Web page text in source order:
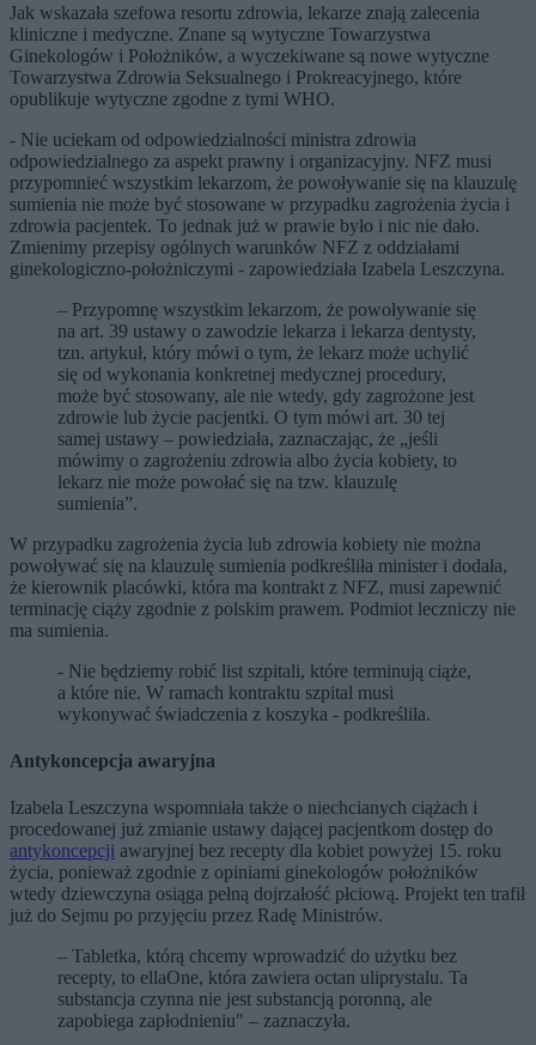
Jak wskazała szefowa resortu zdrowia, lekarze znają zalecenia
kliniczne i medyczne. Znane są wytyczne Towarzystwa
Ginekologów i Położników, a wyczekiwane są nowe wytyczne
Towarzystwa Zdrowia Seksualnego i Prokreacyjnego, które
opublikuje wytyczne zgodne z tymi WHO.
- Nie uciekam od odpowiedzialności ministra zdrowia
odpowiedzialnego za aspekt prawny i organizacyjny. NFZ musi
przypomnieć wszystkim lekarzom, że powoływanie się na klauzulę
sumienia nie może być stosowane w przypadku zagrożenia życia i
zdrowia pacjentek. To jednak już w prawie było i nic nie dało.
Zmienimy przepisy ogólnych warunków NFZ z oddziałami
ginekologiczno-położniczymi - zapowiedziała Izabela Leszczyna.
– Przypomnę wszystkim lekarzom, że powoływanie się
na art. 39 ustawy o zawodzie lekarza i lekarza dentysty,
tzn. artykuł, który mówi o tym, że lekarz może uchylić
się od wykonania konkretnej medycznej procedury,
może być stosowany, ale nie wtedy, gdy zagrożone jest
zdrowie lub życie pacjentki. O tym mówi art. 30 tej
samej ustawy – powiedziała, zaznaczając, że „jeśli
mówimy o zagrożeniu zdrowia albo życia kobiety, to
lekarz nie może powołać się na tzw. klauzulę
sumienia”.
W przypadku zagrożenia życia lub zdrowia kobiety nie można
powoływać się na klauzulę sumienia podkreśliła minister i dodała,
że kierownik placówki, która ma kontrakt z NFZ, musi zapewnić
terminację ciąży zgodnie z polskim prawem. Podmiot leczniczy nie
ma sumienia.
- Nie będziemy robić list szpitali, które terminują ciąże,
a które nie. W ramach kontraktu szpital musi
wykonywać świadczenia z koszyka - podkreśliła.
Antykoncepcja awaryjna
Izabela Leszczyna wspomniała także o niechcianych ciążach i
procedowanej już zmianie ustawy dającej pacjentkom dostęp do
antykoncepcji awaryjnej bez recepty dla kobiet powyżej 15. roku
życia, ponieważ zgodnie z opiniami ginekologów położników
wtedy dziewczyna osiąga pełną dojrzałość płciową. Projekt ten trafił
już do Sejmu po przyjęciu przez Radę Ministrów.
– Tabletka, którą chcemy wprowadzić do użytku bez
recepty, to ellaOne, która zawiera octan uliprystalu. Ta
substancja czynna nie jest substancją poronną, ale
zapobiega zapłodnieniu" – zaznaczyła.